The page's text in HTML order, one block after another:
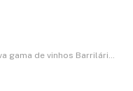
de vinhos Barrilário é uma ode à partilha e ao convívio